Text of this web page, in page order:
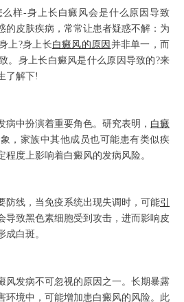
么样-身上长白癜风会是什么原因导致
的皮肤疾病，常常让患者疑惑不解：为
上?身上长白癜风的原因 并非单一，而
。身上长白癜风是什么原因导致的?来
了解下!
中扮演着重要角色。研究表明， 白癜
，家族中其他成员也可能患有类似疾
度上影响着白癜风的发病风险。
线，当免疫系统出现失调时，可能引
导致黑色素细胞受到攻击，进而影响皮
成白斑。
发病不可忽视的原因之一。长期暴露
环境中，可能增加患白癜风的风险。此